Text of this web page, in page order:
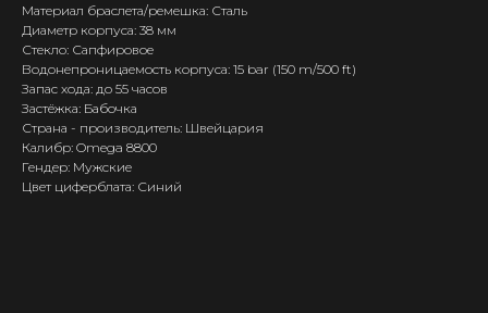
Материал браслета/ремешка: Сталь
Диаметр корпуса: 38 мм
Стекло: Сапфировое
Водонепроницаемость корпуса: 15 bar (150 m/500 ft)
Запас хода: до 55 часов
Застёжка: Бабочка
Страна - производитель: Швейцария
Калибр: Omega 8800
Гендер: Мужские
Цвет циферблата: Синий